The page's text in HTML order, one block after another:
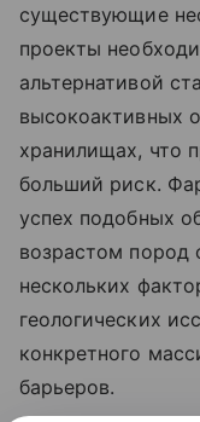
существующие
проекты
альтернативой
высокоактивных
хранилищах, что
больший риск.
успех подобных
возрастом пород
нескольких
геологических
конкретного
барьеров.